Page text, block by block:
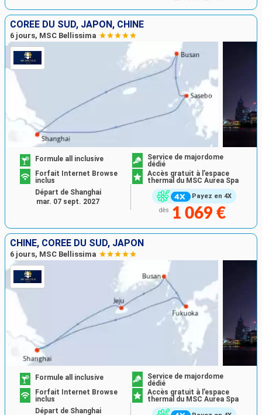
CORÉE DU SUD, JAPON, CHINE
6 jours, MSC Bellissima
Payez en 4X
Formule all inclusive
Service de majordome
dédié
Forfait Internet Browse
inclus
Accès gratuit à l’espace
thermal du MSC Aurea Spa
dès 1 069 €
Départ de Shanghai
mar. 07 sept. 2027
CHINE, CORÉE DU SUD, JAPON
6 jours, MSC Bellissima
Formule all inclusive
Service de majordome
dédié
Forfait Internet Browse
inclus
Accès gratuit à l’espace
thermal du MSC Aurea Spa
Départ de Shanghai